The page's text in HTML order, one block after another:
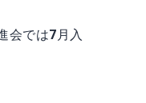
会では7月入